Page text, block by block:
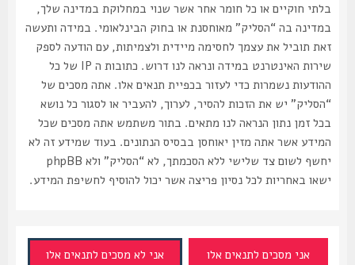
בלתי חוקיים או כל חומר אחר אשר שנוי במחלוקת במדינה שלך,
במדינה בה “הסליק” מאוחסנת או בחוק הבינלאומי. במידה ותעשה
זאת תוביל את עצמך לחסימה מיידית ולצמיתות, עם הודעה לספק
שירות האינטרנט במידה ונראה לנו דרוש. כתובות ה IP של כל
ההודעות נשמרות כדי לעזור בכפיית תנאים אלו. אתה מסכים של
“הסליק” יש את הזכות להסיר, לערוך, להעביר או לסגור כל נושא
בכל זמן נתון הנראה לנו מתאים. בתור משתמש אתה מסכים שכל
המידע אשר אתה מזין יאוחסן בבסיס הנתונים. בעוד שמידע זה לא
יחשף לשום צד שלישי ללא הסכמתך, לא “הסליק” ולא phpBB
ישאו באחריות לכל נסיון פריצה אשר יכול להוסיף לחשיפת המידע.